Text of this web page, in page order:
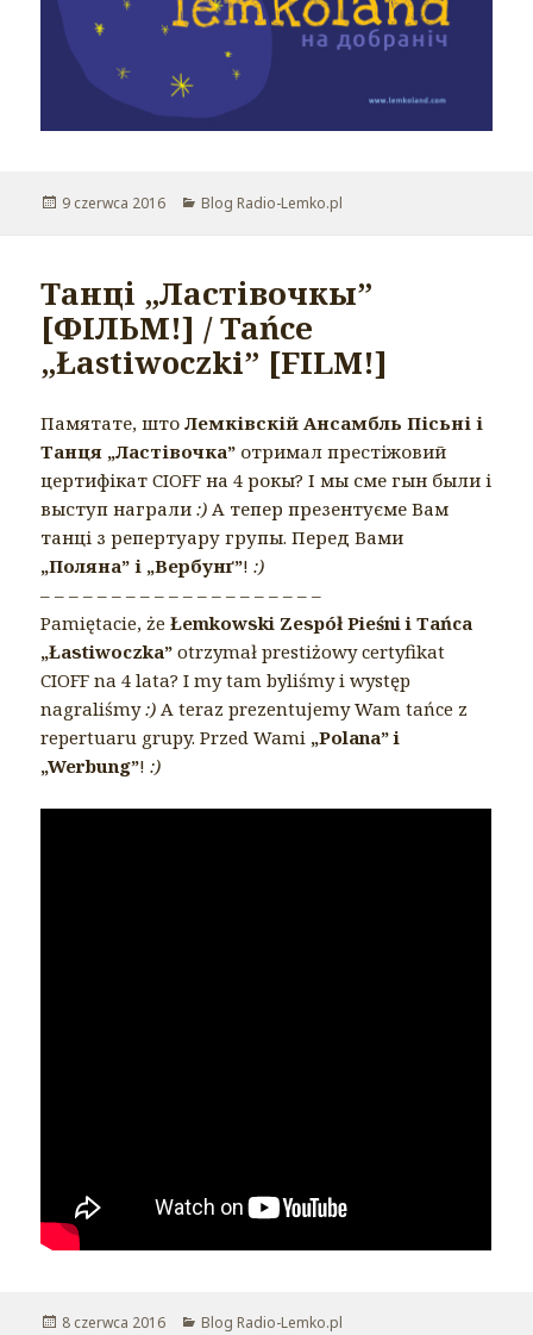
Opublikowano
9 czerwca 2016 Kategorie
Blog Radio-Lemko.pl
Танці „Ластівочкы”
[ФІЛЬМ!] / Tańce
„Łastiwoczki” [FILM!]
Памятате, штоЛемківскій Ансамбль Пісьні і
Танця „Ластівочка” отримал престіжовий
цертифікат CIOFF на 4 рокы? І мы сме гын были і
выступ награли:) А тепер презентуєме Вам
танці з репертуару групы. Перед Вами
„Поляна” і „Вербунґ”!:)
– – – – – – – – – – – – – – – – – – – –
Pamiętacie, żeŁemkowski Zespół Pieśni i Tańca
„Łastiwoczka” otrzymał prestiżowy certyfikat
CIOFF na 4 lata? I my tam byliśmy i występ
nagraliśmy:) A teraz prezentujemy Wam tańce z
repertuaru grupy. Przed Wami „Polana” i
„Werbung”!:)
Opublikowano
8 czerwca 2016 Kategorie
Blog Radio-Lemko.pl